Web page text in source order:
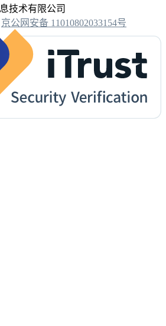
技术有限公司
京公网安备 11010802033154号